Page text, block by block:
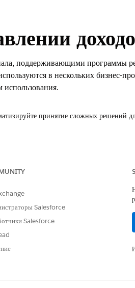
поддерживающими программы
в нескольких бизнес-
использования.
принятие сложных решений
из которых нужно извлечь сведения, и
претензий ретро-скидок, загрузите
Или создайте тип документа для
Salesforce
Salesforce